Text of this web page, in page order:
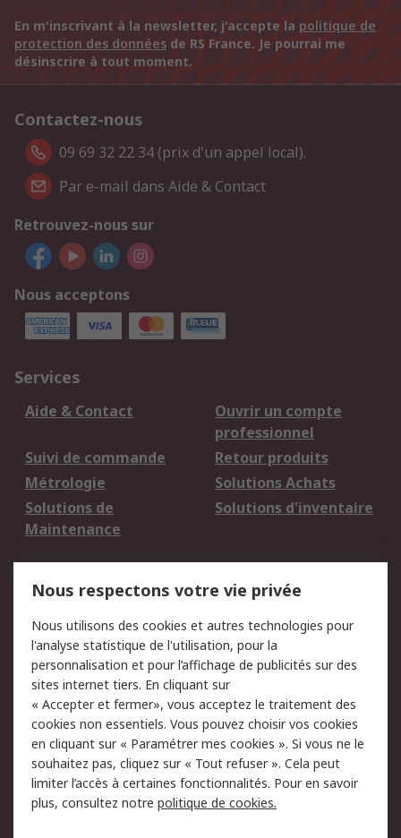
En m'inscrivant à la newsletter, j'accepte la politique de
protection des données de RS France. Je pourrai me
désinscrire à tout moment.
Contactez-nous
09 69 32 22 34 (prix d'un appel local).
Par e-mail dans Aide & Contact
Retrouvez-nous sur
Nous acceptons
Services
Aide & Contact
Ouvrir un compte
professionnel
Suivi de commande
Retour produits
Métrologie
Solutions Achats
Solutions de
Maintenance
Solutions d'inventaire
du site
Politique de protection
des données - Mise à
jour
Sécurité des E-mails
Conditions générales
de vente
Politique anti-
corruption
Campagnes marketing
A propos de RS
Nous respectons votre vie privée
Nous utilisons des cookies et autres technologies pour
l'analyse statistique de l'utilisation, pour la
personnalisation et pour l’affichage de publicités sur des
sites internet tiers. En cliquant sur
« Accepter et fermer», vous acceptez le traitement des
cookies non essentiels. Vous pouvez choisir vos cookies
en cliquant sur « Paramétrer mes cookies ». Si vous ne le
souhaitez pas, cliquez sur « Tout refuser ». Cela peut
limiter l’accès à certaines fonctionnalités. Pour en savoir
plus, consultez notre politique de cookies.